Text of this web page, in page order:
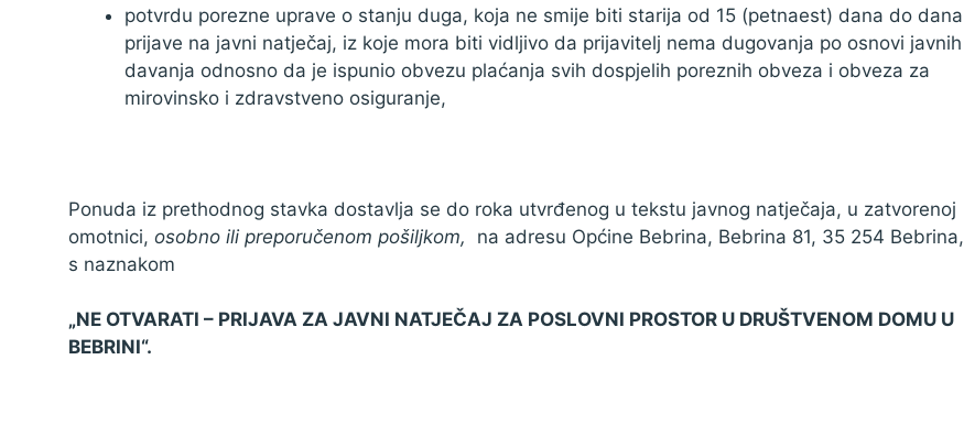
potvrdu porezne uprave o stanju duga, koja ne smije biti starija od 15 (petnaest) dana do dana
prijave na javni natječaj, iz koje mora biti vidljivo da prijavitelj nema dugovanja po osnovi javnih
davanja odnosno da je ispunio obvezu plaćanja svih dospjelih poreznih obveza i obveza za
mirovinsko i zdravstveno osiguranje,
Ponuda iz prethodnog stavka dostavlja se do roka utvrđenog u tekstu javnog natječaja, u zatvorenoj
omotnici, osobno ili preporučenom pošiljkom, na adresu Općine Bebrina, Bebrina 81, 35 254 Bebrina,
s naznakom
„NE OTVARATI – PRIJAVA ZA JAVNI NATJEČAJ ZA POSLOVNI PROSTOR U DRUŠTVENOM DOMU U
BEBRINI“.